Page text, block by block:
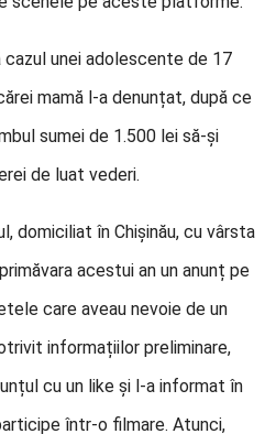
unei adolescente de 17
mamă l-a denunțat, după ce
sumei de 1.500 lei să-și
de luat vederi.
domiciliat în Chișinău, cu vârsta
acestui an un anunț pe
care aveau nevoie de un
informațiilor preliminare,
cu un like și l-a informat în
într-o filmare. Atunci,